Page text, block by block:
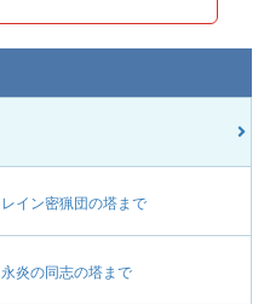
レイン密猟団の塔まで
永炎の同志の塔まで